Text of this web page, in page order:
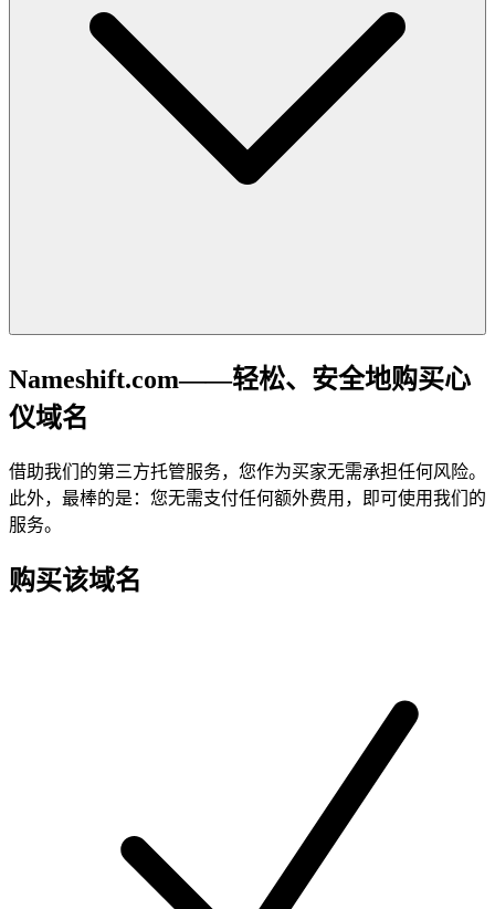
Nameshift.com——轻松、安全地购买心
仪域名
借助我们的第三方托管服务，您作为买家无需承担任何风险。
此外，最棒的是：您无需支付任何额外费用，即可使用我们的
服务。
购买该域名